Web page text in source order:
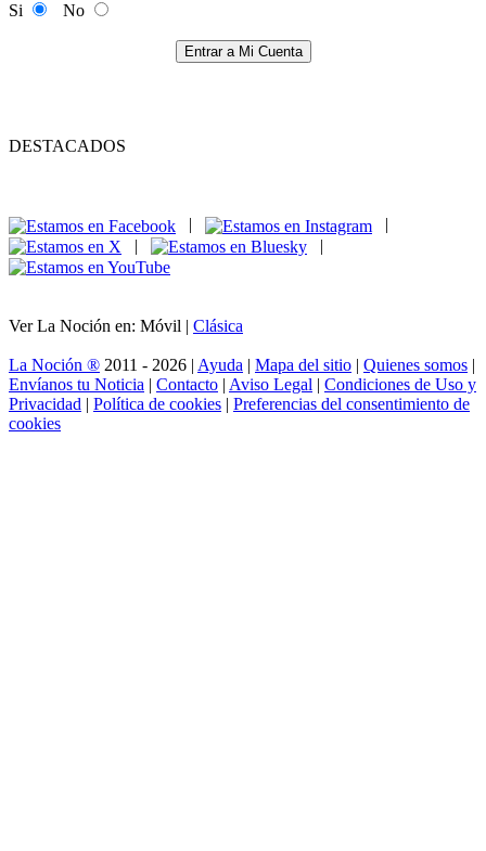
Si
No
Entrar a Mi Cuenta
DESTACADOS
|
|
Ver La Noción en: Móvil | Clásica
La Noción ® 2011 - 2026 | Ayuda | Mapa del sitio | Quienes somos |
Envíanos tu Noticia | Contacto | Aviso Legal | Condiciones de Uso y
Privacidad | Política de cookies | Preferencias del consentimiento de
cookies